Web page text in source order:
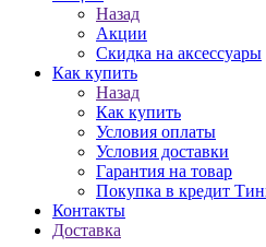
Назад
Акции
Скидка на аксессуары
Как купить
Назад
Как купить
Условия оплаты
Условия доставки
Гарантия на товар
Покупка в кредит
Контакты
Доставка